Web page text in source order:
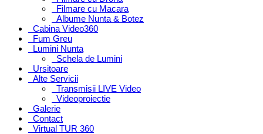
Filmare cu Macara
Albume Nunta & Botez
Cabina Video360
Fum Greu
Lumini Nunta
Schela de Lumini
Ursitoare
Alte Servicii
Transmisii LIVE Video
Videoproiectie
Galerie
Contact
Virtual TUR 360